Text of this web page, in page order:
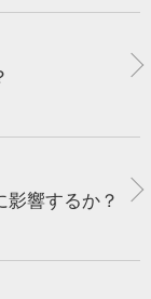
響するか？